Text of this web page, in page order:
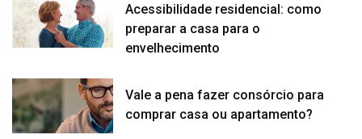
Acessibilidade residencial: como
preparar a casa para o
envelhecimento
Vale a pena fazer consórcio para
comprar casa ou apartamento?